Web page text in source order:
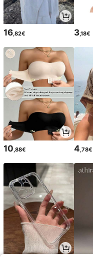
16 ,82€ 3,18€
10,88€ 4,78€